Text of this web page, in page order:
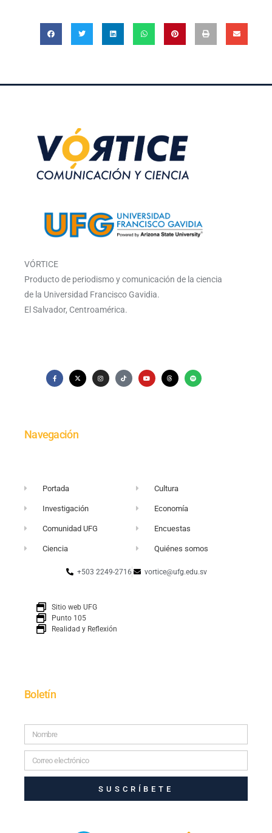
VÓRTICE
Producto de periodismo y comunicación de la ciencia
de la Universidad Francisco Gavidia.
El Salvador, Centroamérica.
Navegación
Portada
Investigación
Comunidad UFG
Ciencia
Cultura
Economía
Encuestas
Quiénes somos
+503 2249-2716 vortice@ufg.edu.sv
Sitio web UFG
Punto 105
Realidad y Reflexión
Boletín
SUSCRÍBETE